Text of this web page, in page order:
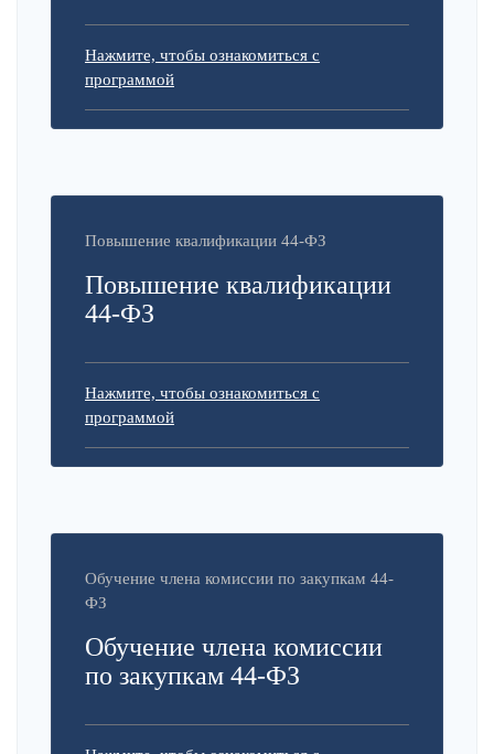
Нажмите, чтобы ознакомиться с
программой
Повышение квалификации 44-ФЗ
Повышение квалификации
44-ФЗ
Нажмите, чтобы ознакомиться с
программой
Обучение члена комиссии по закупкам 44-
ФЗ
Обучение члена комиссии
по закупкам 44-ФЗ